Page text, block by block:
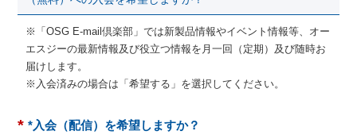
※「OSG E-mail倶楽部」では新製品情報やイベント情報等、オー
エスジーの最新情報及び役立つ情報を月一回（定期）及び随時お
届けします。
※入会済みの場合は「希望する」を選択してください。
* *入会（配信）を希望しますか？